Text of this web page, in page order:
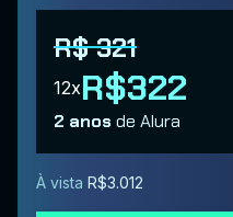
R$ 321
12xR$322
2 anosde Alura
À vista R$3.012